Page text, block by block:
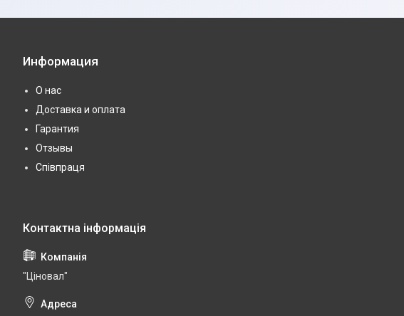
Информация
О нас
Доставка и оплата
Гарантия
Отзывы
Співпраця
"Ціновал"